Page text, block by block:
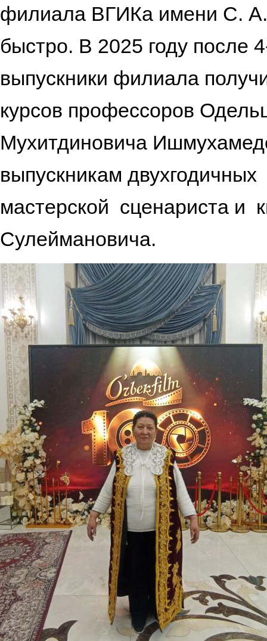
филиала ВГИКа имени С. А.
быстро. В 2025 году после
выпускники филиала
курсов профессоров
Мухитдиновича
выпускникам
мастерской сценариста
Сулеймановича.